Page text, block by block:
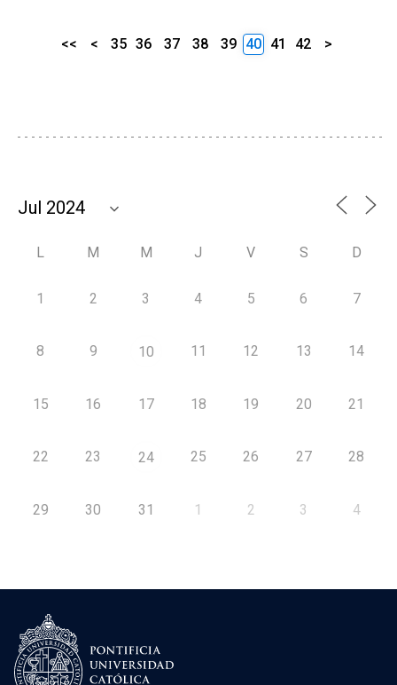
<< < 35 36 37 38 39 40 41 42 >
L M M J V S D
1 2 3 4 5 6 7
8 9 10 11 12 13 14
15 16 17 18 19 20 21
22 23 24 25 26 27 28
29 30 31 1 2 3 4